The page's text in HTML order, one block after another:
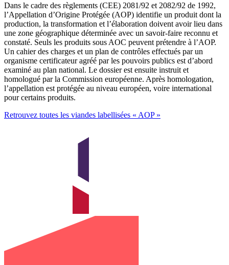
Dans le cadre des règlements (CEE) 2081/92 et 2082/92 de 1992,
l’Appellation d’Origine Protégée (AOP) identifie un produit dont la
production, la transformation et l’élaboration doivent avoir lieu dans
une zone géographique déterminée avec un savoir-faire reconnu et
constaté. Seuls les produits sous AOC peuvent prétendre à l’AOP.
Un cahier des charges et un plan de contrôles effectués par un
organisme certificateur agréé par les pouvoirs publics est d’abord
examiné au plan national. Le dossier est ensuite instruit et
homologué par la Commission européenne. Après homologation,
l’appellation est protégée au niveau européen, voire international
pour certains produits.
Retrouvez toutes les viandes labellisées « AOP »